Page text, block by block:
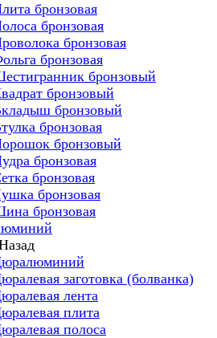
бронзовая
бронзовая
бронзовая
бронзовая
бронзовый
бронзовый
бронзовый
бронзовая
бронзовый
бронзовая
бронзовая
бронзовая
бронзовая
заготовка (болванка)
лента
плита
полоса